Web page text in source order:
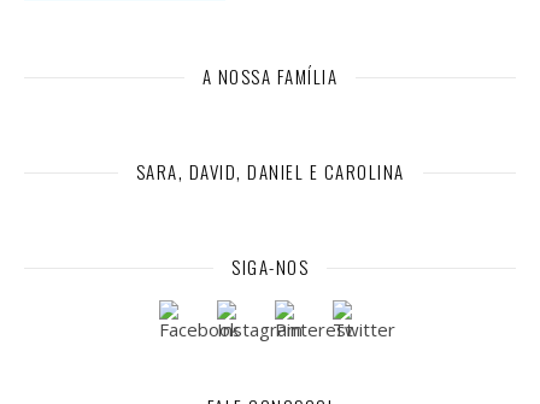
A NOSSA FAMÍLIA
SARA, DAVID, DANIEL E CAROLINA
SIGA-NOS